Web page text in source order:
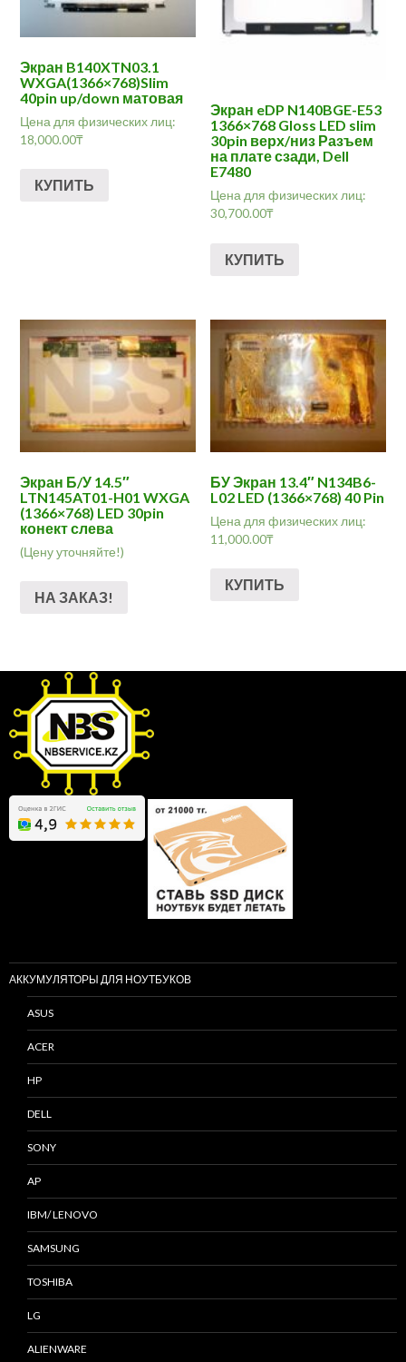
Экран B140XTN03.1
WXGA(1366×768)Slim
40pin up/down матовая
Цена для физических лиц:
18,000.00₸
КУПИТЬ
Экран eDP N140BGE-E53
1366×768 Gloss LED slim
30pin верх/низ Разъем
на плате сзади, Dell
E7480
Цена для физических лиц:
30,700.00₸
КУПИТЬ
Экран Б/У 14.5″
LTN145AT01-H01 WXGA
(1366×768) LED 30pin
конект слева
(Цену уточняйте!)
НА ЗАКАЗ!
БУ Экран 13.4″ N134B6-
L02 LED (1366×768) 40 Pin
Цена для физических лиц:
11,000.00₸
КУПИТЬ
АККУМУЛЯТОРЫ ДЛЯ НОУТБУКОВ
ASUS
ACER
HP
DELL
SONY
AP
IBM/ LENOVO
SAMSUNG
TOSHIBA
LG
ALIENWARE